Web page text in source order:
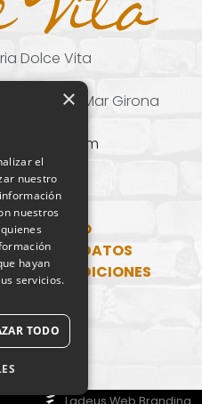
Dolce Vita
Lloret de Mar Girona
21 00
CONTACTO
DE DATOS
Y CONDICIONES
COOKIES
×
el
nuestro
nuestros
hayan
servicios.
TODO